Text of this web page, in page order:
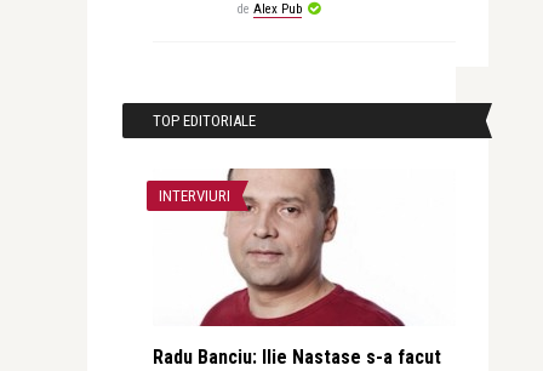
de Alex Pub
TOP EDITORIALE
INTERVIURI
Radu Banciu: Ilie Nastase s-a facut